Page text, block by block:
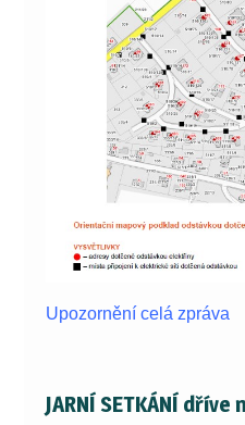
Upozornění celá zpráva
JARNÍ SETKÁNÍ